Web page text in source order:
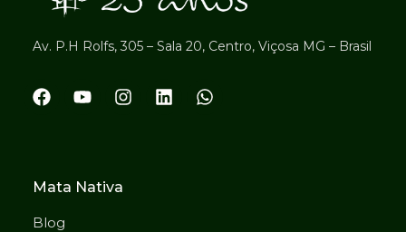
Av. P.H Rolfs, 305 – Sala 20, Centro, Viçosa MG – Brasil
Mata Nativa
Blog